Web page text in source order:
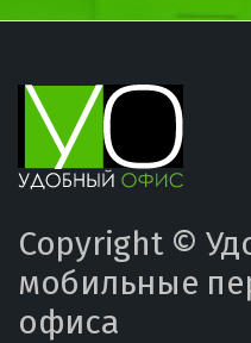
Copyright ©
мобильные
офиса